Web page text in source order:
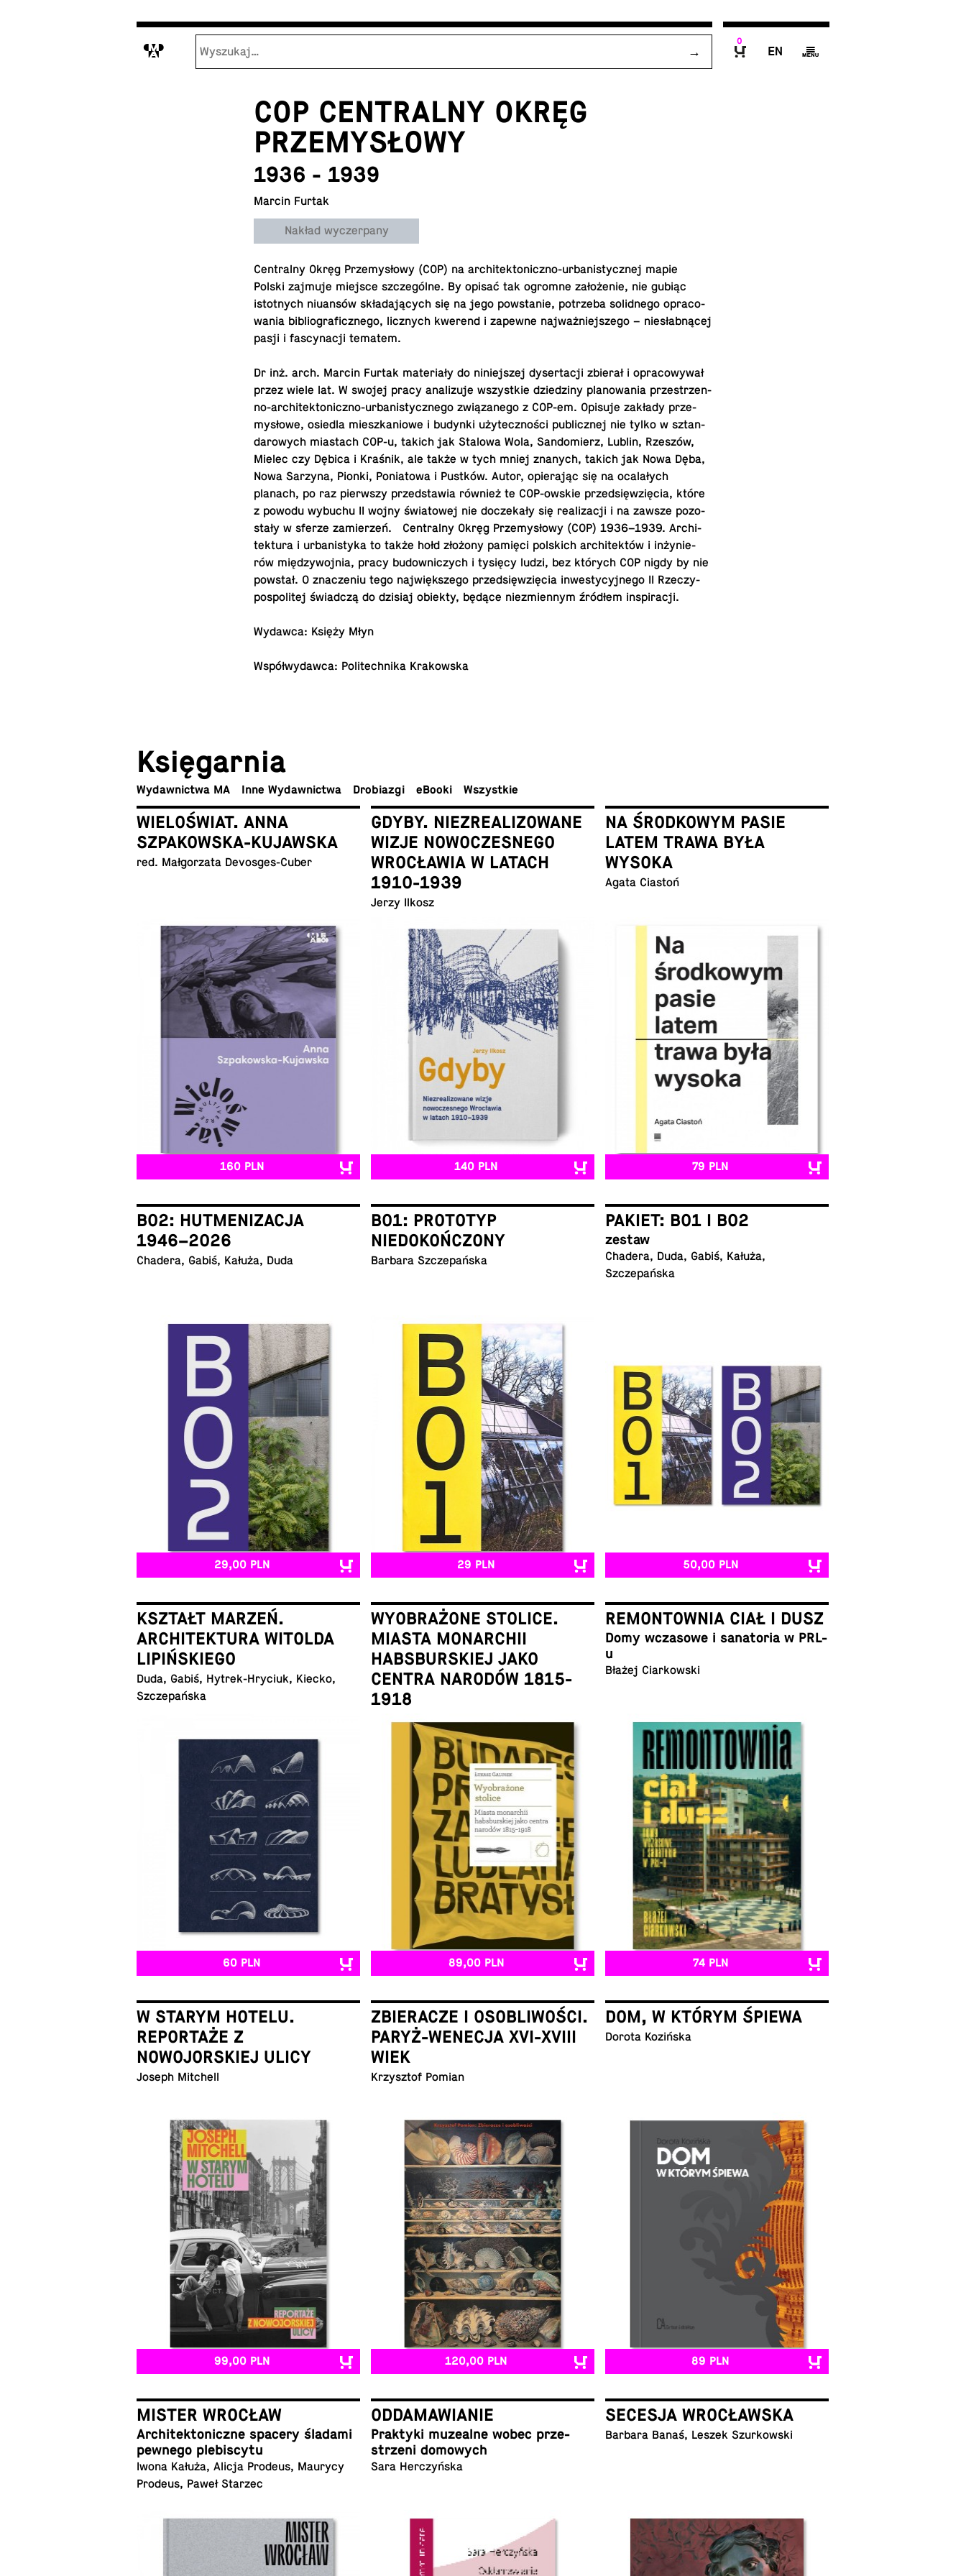
M
0
E g
COP CENTRALNY OKRĘG
PRZEMYSŁOWY
1936 - 1939
Marcin Furtak
Nakład wyczerpany
Cen­tral­ny Okręg Prze­my­sło­wy (COP) na ar­chi­tek­to­nicz­no-urba­ni­stycz­nej mapie
Polski zajmuje miejsce szcze­gól­ne. By opisać tak ogromne za­ło­że­nie, nie gubiąc
istot­nych niu­an­sów skła­da­ją­cych się na jego po­wsta­nie, po­trze­ba so­lid­ne­go opra­co­
wa­nia bi­blio­gra­ficz­ne­go, licz­nych kwerend i zapewne naj­waż­niej­sze­go – nie­słab­ną­cej
pasji i fa­scy­na­cji tematem.
Dr inż. arch. Marcin Furtak ma­te­ria­ły do ni­niej­szej dy­ser­ta­cji zbierał i opra­co­wy­wał
przez wiele lat. W swojej pracy ana­li­zu­je wszyst­kie dzie­dzi­ny pla­no­wa­nia prze­strzen­
no-ar­chi­tek­to­nicz­no-urba­ni­stycz­ne­go zwią­za­ne­go z COP-em. Opisuje zakłady prze­
my­sło­we, osiedla miesz­ka­nio­we i budynki uży­tecz­no­ści pu­blicz­nej nie tylko w sztan­
da­ro­wych mia­stach COP-u, takich jak Stalowa Wola, San­do­mierz, Lublin, Rzeszów,
Mielec czy Dębica i Kraśnik, ale także w tych mniej znanych, takich jak Nowa Dęba,
Nowa Sarzyna, Pionki, Po­nia­to­wa i Pustków. Autor, opie­ra­jąc się na oca­la­łych
planach, po raz pierw­szy przed­sta­wia również te COP-owskie przed­się­wzię­cia, które
z powodu wybuchu II wojny świa­to­wej nie do­cze­ka­ły się re­ali­za­cji i na zawsze po­zo­
sta­ły w sferze za­mie­rzeń. Cen­tral­ny Okręg Prze­my­sło­wy (COP) 1936–1939. Ar­chi­
tek­tu­ra i urba­ni­sty­ka to także hołd złożony pamięci pol­skich ar­chi­tek­tów i in­ży­nie­
rów mię­dzy­woj­nia, pracy bu­dow­ni­czych i tysięcy ludzi, bez których COP nigdy by nie
powstał. O zna­cze­niu tego naj­więk­sze­go przed­się­wzię­cia in­we­sty­cyj­ne­go II Rze­czy­
po­spo­li­tej świad­czą do dzisiaj obiekty, będące nie­zmien­nym źródłem inspiracji.
Wydawca: Księży Młyn
Współ­wy­daw­ca: Po­li­tech­ni­ka Krakowska
Księ­gar­nia
Wy­daw­nic­twa MA Inne Wydawnictwa Dro­bia­zgi eBooki Wszyst­kie
WIELOŚWIAT. ANNA
SZPAKOWSKA-KUJAWSKA
red. Mał­go­rza­ta Devosges-Cuber
160 PLN
GDYBY. NIEZREALIZOWANE
WIZJE NOWOCZESNEGO
WROCŁAWIA W LATACH
1910-1939
Jerzy Ilkosz
140 PLN
NA ŚRODKOWYM PASIE
LATEM TRAWA BYŁA
WYSOKA
Agata Ciastoń
79 PLN
B02: HUTMENIZACJA
1946–2026
Chadera, Gabiś, Kałuża, Duda
29,00 PLN
B01: PROTOTYP
NIEDOKOŃCZONY
Barbara Szczepańska
29 PLN
PAKIET: B01 I B02
zestaw
Chadera, Duda, Gabiś, Kałuża,
Szczepańska
50,00 PLN
KSZTAŁT MARZEŃ.
ARCHITEKTURA WITOLDA
LIPIŃSKIEGO
Duda, Gabiś, Hy­trek-Hry­ciuk, Kiecko,
Szczepańska
60 PLN
WYOBRAŻONE STOLICE.
MIASTA MONARCHII
HABSBURSKIEJ JAKO
CENTRA NARODÓW 1815-
1918
Łukasz Galusek
89,00 PLN
REMONTOWNIA CIAŁ I DUSZ
Domy wcza­so­we i sa­na­to­ria w PRL-
u
Błażej Ciarkowski
74 PLN
W STARYM HOTELU.
REPORTAŻE Z
NOWOJORSKIEJ ULICY
Joseph Mitchell
99,00 PLN
ZBIERACZE I OSOBLIWOŚCI.
PARYŻ-WENECJA XVI-XVIII
WIEK
Krzysz­tof Pomian
120,00 PLN
DOM, W KTÓRYM ŚPIEWA
Dorota Kozińska
89 PLN
MISTER WROCŁAW
Ar­chi­tek­to­nicz­ne spacery śladami
pewnego plebiscytu
Iwona Kałuża, Alicja Prodeus, Maurycy
Prodeus, Paweł Starzec
ODDAMAWIANIE
Prak­ty­ki mu­ze­al­ne wobec prze­
strze­ni domowych
Sara Herczyńska
SECESJA WROCŁAWSKA
Barbara Banaś, Leszek Szurkowski